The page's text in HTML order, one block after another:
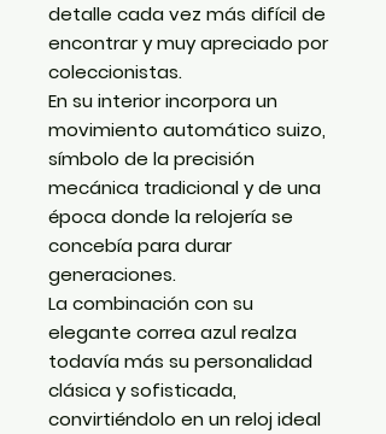
detalle cada vez más difícil de
encontrar y muy apreciado por
coleccionistas.
En su interior incorpora un
movimiento automático suizo,
símbolo de la precisión
mecánica tradicional y de una
época donde la relojería se
concebía para durar
generaciones.
La combinación con su
elegante correa azul realza
todavía más su personalidad
clásica y sofisticada,
convirtiéndolo en un reloj ideal